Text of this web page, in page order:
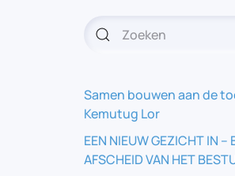
Samen bouwen aan de
Kemutug Lor
EEN NIEUW GEZICHT IN –
AFSCHEID VAN HET